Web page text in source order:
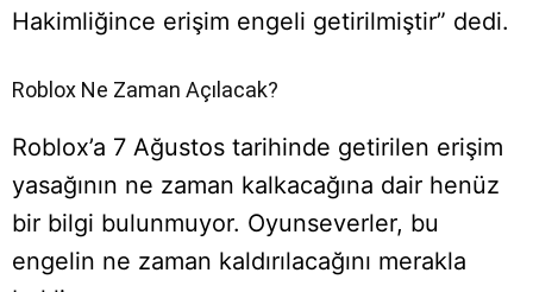
Hakimliğince erişim engeli getirilmiştir” dedi.
Roblox Ne Zaman Açılacak?
Roblox’a 7 Ağustos tarihinde getirilen erişim
yasağının ne zaman kalkacağına dair henüz
bir bilgi bulunmuyor. Oyunseverler, bu
engelin ne zaman kaldırılacağını merakla